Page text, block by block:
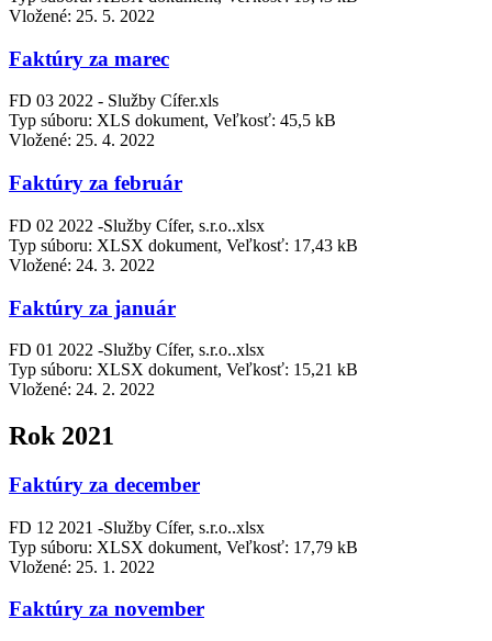
Vložené: 25. 5. 2022
Faktúry za marec
FD 03 2022 - Služby Cífer.xls
Typ súboru: XLS dokument, Veľkosť: 45,5 kB
Vložené: 25. 4. 2022
Faktúry za február
FD 02 2022 -Služby Cífer, s.r.o..xlsx
Typ súboru: XLSX dokument, Veľkosť: 17,43 kB
Vložené: 24. 3. 2022
Faktúry za január
FD 01 2022 -Služby Cífer, s.r.o..xlsx
Typ súboru: XLSX dokument, Veľkosť: 15,21 kB
Vložené: 24. 2. 2022
Rok 2021
Faktúry za december
FD 12 2021 -Služby Cífer, s.r.o..xlsx
Typ súboru: XLSX dokument, Veľkosť: 17,79 kB
Vložené: 25. 1. 2022
Faktúry za november